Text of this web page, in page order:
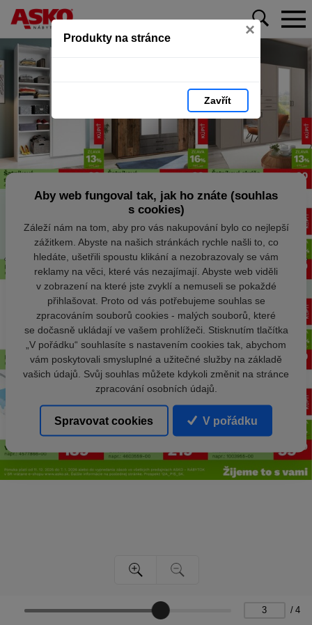
Produkty na stránce ×
Zavřít
/ 4
Aby web fungoval tak, jak ho znáte (souhlas
s cookies)
Záleží nám na tom, aby pro vás nakupování bylo co nejlepší
zážitkem. Abyste na našich stránkách rychle našli to, co
hledáte, ušetřili spoustu klikání a nezobrazovaly se vám
reklamy na věci, které vás nezajímají. Abyste web viděli
v zobrazení na které jste zvyklí a nemuseli se pokaždé
přihlašovat. Proto od vás potřebujeme souhlas se
zpracováním souborů cookies - malých souborů, které
se dočasně ukládají ve vašem prohlížeči. Stisknutím tlačítka
„V pořádku“ souhlasíte s nastavením cookies tak, abychom
vám poskytovali smysluplné a užitečné služby na základě
vašich údajů. Svůj souhlas můžete kdykoli změnit na stránce
zpracování osobních údajů.
Spravovat cookies V pořádku